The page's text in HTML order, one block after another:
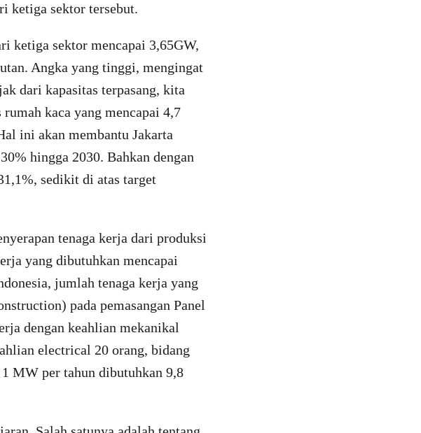
ketiga sektor tersebut.
ketiga sektor mencapai 3,65GW,
Angka yang tinggi, mengingat
dari kapasitas terpasang, kita
kaca yang mencapai 4,7
ini akan membantu Jakarta
hingga 2030. Bahkan dengan
sedikit di atas target
tenaga kerja dari produksi
yang dibutuhkan mencapai
jumlah tenaga kerja yang
pada pemasangan Panel
dengan keahlian mekanikal
electrical 20 orang, bidang
MW per tahun dibutuhkan 9,8